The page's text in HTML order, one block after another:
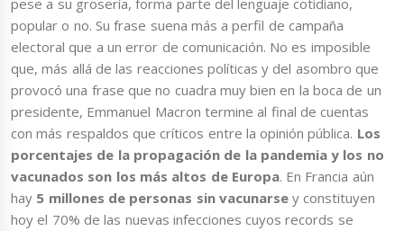
popular o no. Su frase suena más a perfil de campaña
electoral que a un error de comunicación. No es imposible
que, más allá de las reacciones políticas y del asombro que
provocó una frase que no cuadra muy bien en la boca de un
presidente, Emmanuel Macron termine al final de cuentas
con más respaldos que críticos entre la opinión pública. Los
porcentajes de la propagación de la pandemia y los no
vacunados son los más altos de Europa. En Francia aún
hay 5 millones de personas sin vacunarsey constituyen
hoy el 70% de las nuevas infecciones cuyos records se